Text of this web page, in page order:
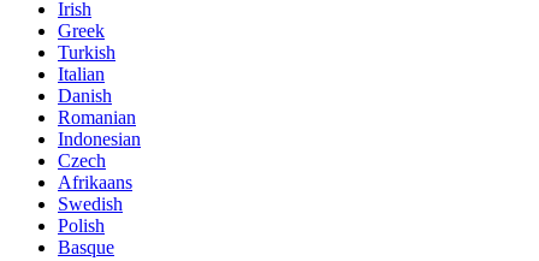
Irish
Greek
Turkish
Italian
Danish
Romanian
Indonesian
Czech
Afrikaans
Swedish
Polish
Basque